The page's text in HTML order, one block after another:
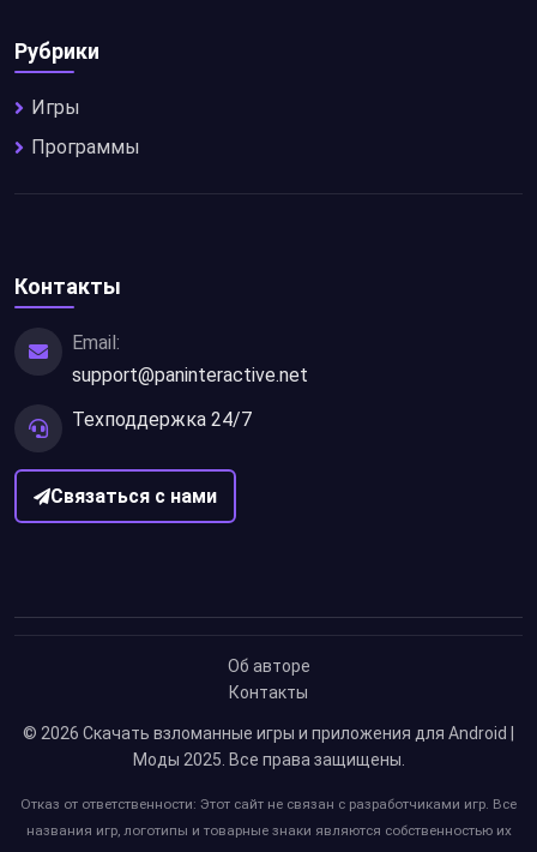
Рубрики
Игры
Программы
Контакты
Email:
support@paninteractive.net
Техподдержка 24/7
Связаться с нами
Об авторе
Контакты
© 2026 Скачать взломанные игры и приложения для Android |
Моды 2025. Все права защищены.
Отказ от ответственности: Этот сайт не связан с разработчиками игр. Все
названия игр, логотипы и товарные знаки являются собственностью их